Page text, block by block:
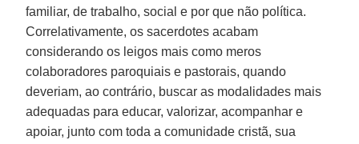
familiar, de trabalho, social e por que não política.
Correlativamente, os sacerdotes acabam
considerando os leigos mais como meros
colaboradores paroquiais e pastorais, quando
deveriam, ao contrário, buscar as modalidades mais
adequadas para educar, valorizar, acompanhar e
apoiar, junto com toda a comunidade cristã, sua